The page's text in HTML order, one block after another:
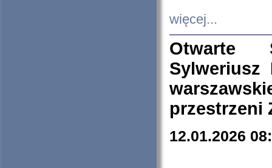
więcej...
Otwarte
Sylweriusz
przestrzeni
12.01.2026